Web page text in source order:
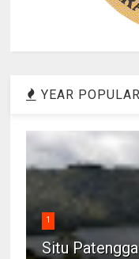
YEAR POPULAR
1
Situ